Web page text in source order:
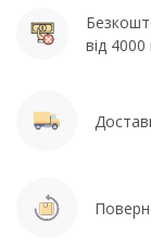
від 4000